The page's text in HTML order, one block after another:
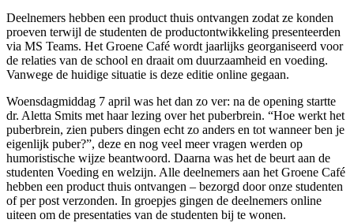
Deelnemers hebben een product thuis ontvangen zodat ze konden
proeven terwijl de studenten de productontwikkeling presenteerden
via MS Teams. Het Groene Café wordt jaarlijks georganiseerd voor
de relaties van de school en draait om duurzaamheid en voeding.
Vanwege de huidige situatie is deze editie online gegaan.
Woensdagmiddag 7 april was het dan zo ver: na de opening startte
dr. Aletta Smits met haar lezing over het puberbrein. “Hoe werkt het
puberbrein, zien pubers dingen echt zo anders en tot wanneer ben je
eigenlijk puber?”, deze en nog veel meer vragen werden op
humoristische wijze beantwoord. Daarna was het de beurt aan de
studenten Voeding en welzijn. Alle deelnemers aan het Groene Café
hebben een product thuis ontvangen – bezorgd door onze studenten
of per post verzonden. In groepjes gingen de deelnemers online
uiteen om de presentaties van de studenten bij te wonen.